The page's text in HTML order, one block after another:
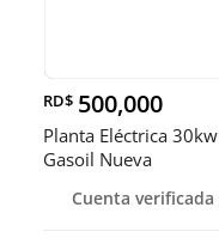
RD$ 500,000
Planta Eléctrica 30kw
Gasoil Nueva
Cuenta verificada